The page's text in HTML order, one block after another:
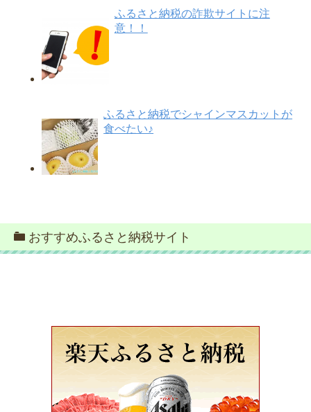
ふるさと納税の詐欺サイトに注
意！！
ふるさと納税でシャインマスカットが
食べたい♪
おすすめふるさと納税サイト